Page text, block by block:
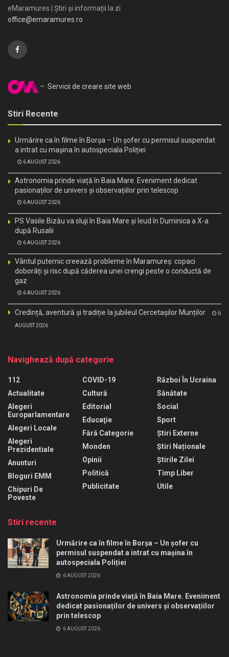
eMaramures | Știri și informații la zi
office@emaramures.ro
– Servicii de creare site web
Stiri Recente
Urmărire ca în filme în Borșa – Un șofer cu permisul suspendat
a intrat cu mașina în autospeciala Poliției
6 AUGUST 2026
Astronomia prinde viață în Baia Mare. Eveniment dedicat
pasionaților de univers și observațiilor prin telescop
6 AUGUST 2026
PS Vasile Bizău va sluji în Baia Mare și Ieud în Duminica a X-a
după Rusalii
6 AUGUST 2026
Vântul puternic creează probleme în Maramureș: copaci
doborâți și risc după căderea unei crengi peste o conductă de
gaz
6 AUGUST 2026
Credință, aventură și tradiție la jubileul Cercetașilor Munților 6
AUGUST 2026
Navighează după categorie
112
Actualitate
Alegeri
Europarlamentare
Alegeri Locale
Alegeri
Prezidentiale
Anunturi
Bloguri EMM
Chipuri De
Poveste
COVID-19
Cultură
Editorial
Educaţie
Fără Categorie
Monden
Opinii
Politică
Publicitate
Război În Ucraina
Sănătate
Social
Sport
Știri Externe
Știri Naționale
Știrile Zilei
Timp Liber
Utile
Stiri recente
Urmărire ca în filme în Borșa – Un șofer cu
permisul suspendat a intrat cu mașina în
autospeciala Poliției
6 AUGUST 2026
Astronomia prinde viață în Baia Mare. Eveniment
dedicat pasionaților de univers și observațiilor
prin telescop
6 AUGUST 2026